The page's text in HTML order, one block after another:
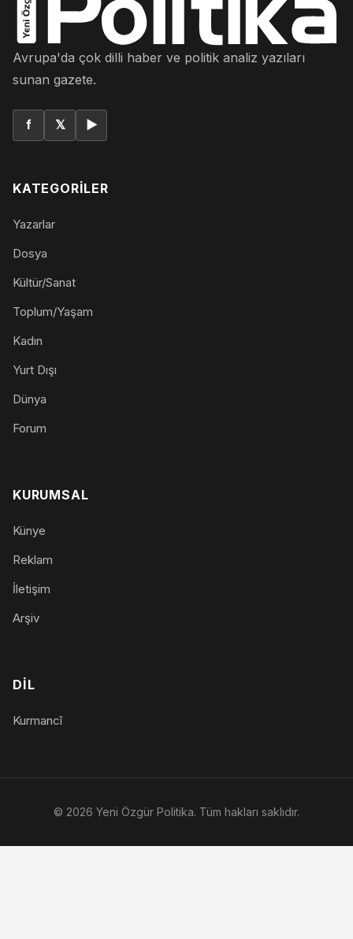
Avrupa'da çok dilli haber ve politik analiz yazıları
sunan gazete.
f 𝕏 ▶
KATEGORILER
Yazarlar
Dosya
Kültür/Sanat
Toplum/Yaşam
Kadın
Yurt Dışı
Dünya
Forum
KURUMSAL
Künye
Reklam
İletişim
Arşiv
DIL
Kurmancî
© 2026 Yeni Özgür Politika. Tüm hakları saklıdır.